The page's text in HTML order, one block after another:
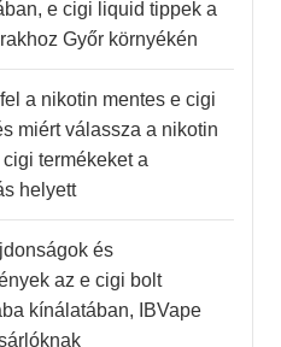
e cigi liquid tippek a
Győr környékén
a nikotin mentes e cigi
miért válassza a nikotin
termékeket a
helyett
és
az e cigi bolt
kínálatában, IBVape